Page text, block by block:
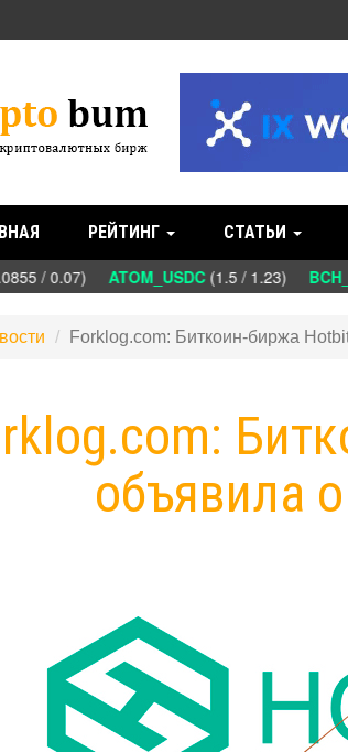
РЕЙТИНГ СТАТЬИ
/ 0.07) ATOM_USDC(1.5 / 1.23)
Forklog.com: Биткоин-биржа
объявила